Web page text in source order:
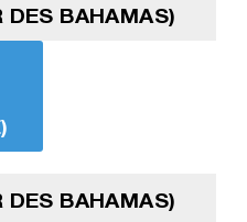
DES BAHAMAS)
DES BAHAMAS)